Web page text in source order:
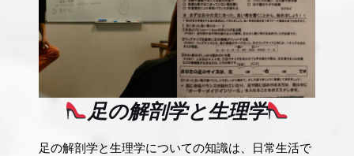
足の解剖学と生理学
足の解剖学と生理学についての知識は、日常生活で